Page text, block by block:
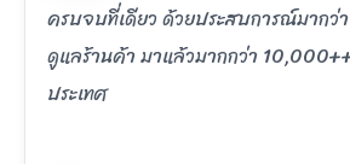
ครบจบที่เดียว ด้วยประสบการณ์มากว่
ดูแลร้านค้า มาแล้วมากกว่า
ประเทศ